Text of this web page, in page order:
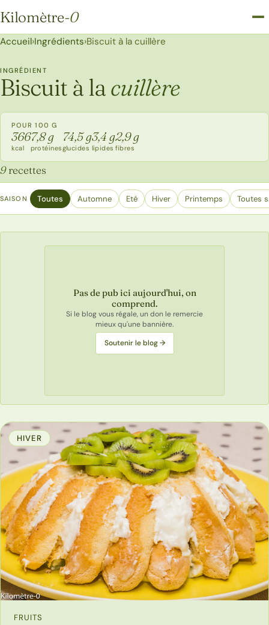
Kilomètre-0
Kilomètre-0
Accueil›Ingrédients›Biscuit à la cuillère
INGRÉDIENT
Biscuit à lacuillère
POUR 100 G
366
kcal
7,8 g
protéines
74,5 g
glucides
3,4 g
lipides
2,9 g
fibres
9recettes
SAISON Toutes Automne Eté Hiver Printemps Toutes
Pas de pub ici aujourd'hui, on
comprend.
Si le blog vous régale, un don le remercie
mieux qu'une bannière.
Soutenir le blog →
HIVER
FRUITS